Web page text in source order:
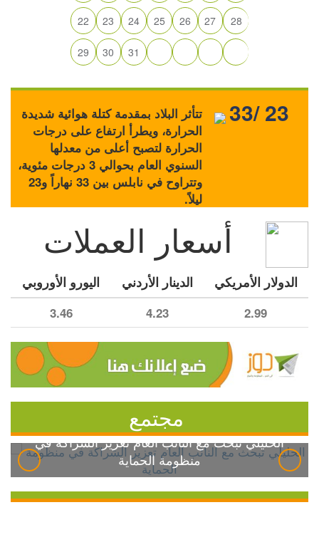
22 23 24 25 26 27 28
29 30 31
تتأثر البلاد بمقدمة كتلة هوائية شديدة
الحرارة، ويطرأ ارتفاع على درجات
الحرارة لتصبح أعلى من معدلها
السنوي العام بحوالي 3 درجات مئوية،
وتتراوح في نابلس بين 33 نهاراً و23
ليلاً.
33/ 23
أسعار العملات
الدولار الأمريكي الدينار الأردني اليورو الأوروبي
2.99
4.23
3.46
مجتمع
الخليلي تبحث مع النائب العام تعزيز الشراكة في
منظومة الحماية